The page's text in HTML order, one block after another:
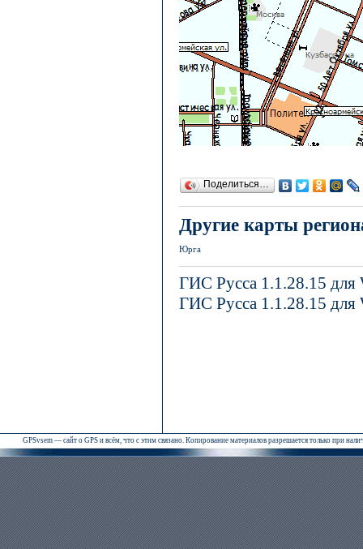
Поделиться…
Другие карты
Юрга
ГИС Русса 1.1.28.15 для
ГИС Русса 1.1.28.15
GPSvsem — сайт о GPS и всём, что с этим связано. Копирование материалов разрешается только при